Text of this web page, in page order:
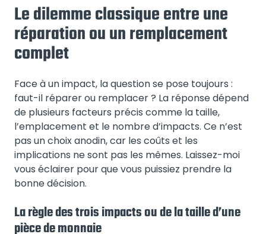
Le dilemme classique entre une
réparation ou un remplacement
complet
Face à un impact, la question se pose toujours :
faut-il réparer ou remplacer ? La réponse dépend
de plusieurs facteurs précis comme la taille,
l’emplacement et le nombre d’impacts. Ce n’est
pas un choix anodin, car les coûts et les
implications ne sont pas les mêmes. Laissez-moi
vous éclairer pour que vous puissiez prendre la
bonne décision.
La règle des trois impacts ou de la taille d’une
pièce de monnaie